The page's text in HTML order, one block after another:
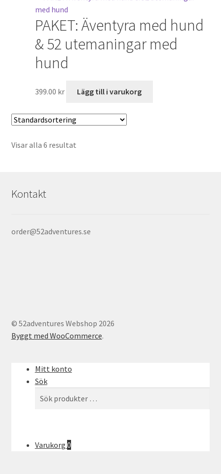
PAKET: Äventyra med hund
& 52 utemaningar med
hund
399.00 kr Lägg till i varukorg
Visar alla 6 resultat
Kontakt
order@52adventures.se
© 52adventures Webshop 2026
Byggt med WooCommerce.
Mitt konto
Sök
Varukorg 0